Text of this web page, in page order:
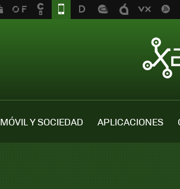
MÓVIL Y SOCIEDAD APLICACIONES